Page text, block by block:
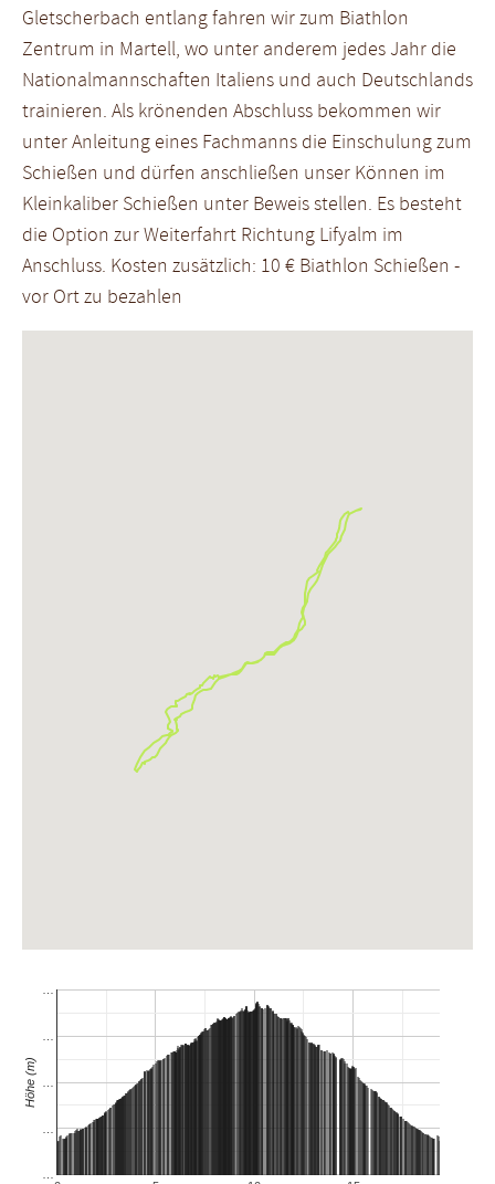
Gletscherbach entlang fahren wir zum Biathlon
Zentrum in Martell, wo unter anderem jedes Jahr die
Nationalmannschaften Italiens und auch Deutschlands
trainieren. Als krönenden Abschluss bekommen wir
unter Anleitung eines Fachmanns die Einschulung zum
Schießen und dürfen anschließen unser Können im
Kleinkaliber Schießen unter Beweis stellen. Es besteht
die Option zur Weiterfahrt Richtung Lifyalm im
Anschluss. Kosten zusätzlich: 10 € Biathlon Schießen -
vor Ort zu bezahlen